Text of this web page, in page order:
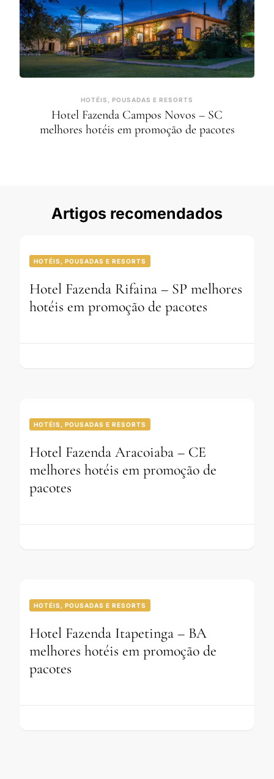
HOTÉIS, POUSADAS E RESORTS
Hotel Fazenda Campos Novos – SC
melhores hotéis em promoção de pacotes
Artigos recomendados
HOTÉIS, POUSADAS E RESORTS
Hotel Fazenda Rifaina – SP melhores
hotéis em promoção de pacotes
HOTÉIS, POUSADAS E RESORTS
Hotel Fazenda Aracoiaba – CE
melhores hotéis em promoção de
pacotes
HOTÉIS, POUSADAS E RESORTS
Hotel Fazenda Itapetinga – BA
melhores hotéis em promoção de
pacotes